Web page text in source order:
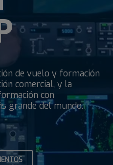
de vuelo y formación
comercial, y la
con
grande del mundo.